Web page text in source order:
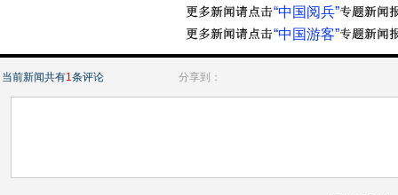
“中国阅兵”
“中国游客”
当前新闻共有1条评论 分享到：